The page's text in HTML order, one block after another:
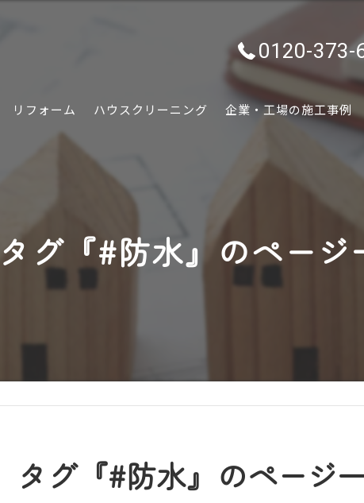
0120-373-
リフォーム ハウスクリーニング 企業・工場の施工事例
タグ『#防水』のページ
タグ『#防水』のページ